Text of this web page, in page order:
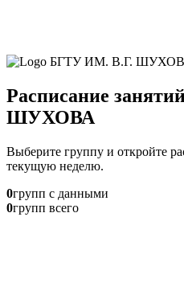
Расписание
ШУХОВА
Выберите группу и откройте
текущую неделю.
0групп с данными
0групп всего